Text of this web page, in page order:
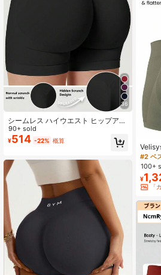
36
シームレス ハイウエスト ヒップアッ
プ レディース ワークアウトショー
ツ、お腹引き締め フロントシームな
し スクワット対応 4方向ストレッチ
ツ、アスレジャー
90+ sold
¥514 -22% 概算
ーム
ツ ワ
#2 ベ
100+
¥
「